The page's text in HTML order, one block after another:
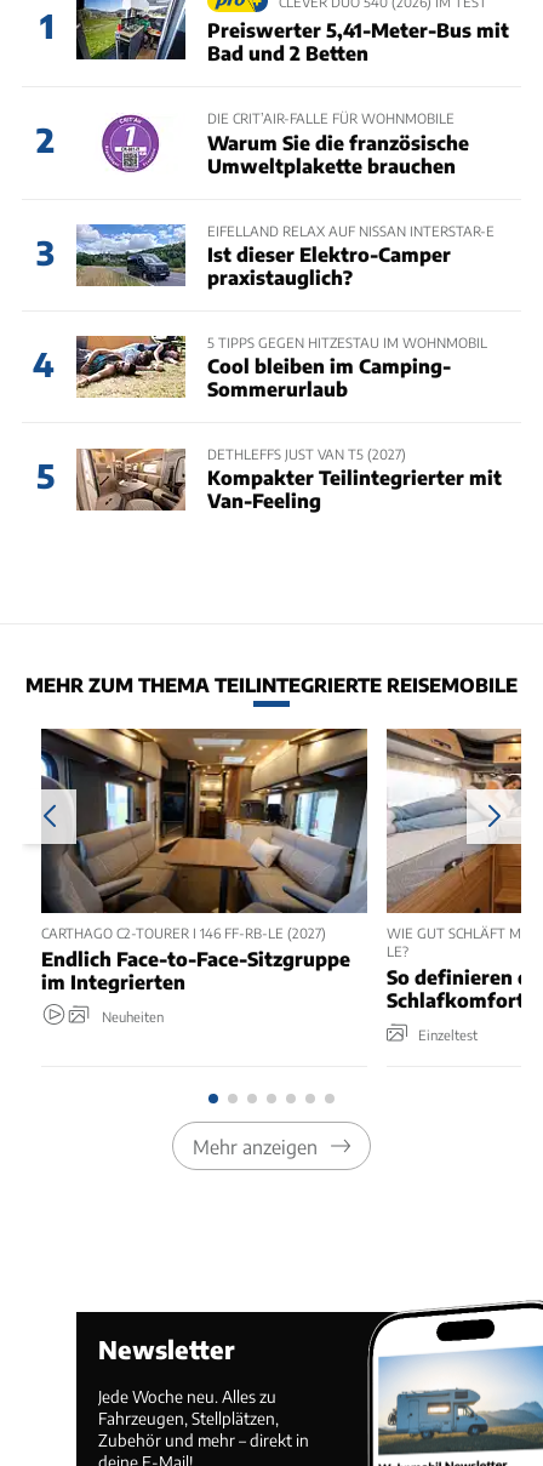
1
Preiswerter 5,41-Meter-Bus mit
Bad und 2 Betten
2
DIE CRIT’AIR-FALLE FÜR WOHNMOBILE
Warum Sie die französische
Umweltplakette brauchen
3
EIFELLAND RELAX AUF NISSAN INTERSTAR-E
Ist dieser Elektro-Camper
praxistauglich?
4
5 TIPPS GEGEN HITZESTAU IM WOHNMOBIL
Cool bleiben im Camping-
Sommerurlaub
5
DETHLEFFS JUST VAN T5 (2027)
Kompakter Teilintegrierter mit
Van-Feeling
MEHR ZUM THEMA TEILINTEGRIERTE REISEMOBILE
CARTHAGO C2-TOURER I 146 FF-RB-LE (2027)
Endlich Face-to-Face-Sitzgruppe
im Integrierten
Neuheiten
WIE GUT SCHLÄFT
LE?
So definieren
Schlafkomfort
Einzeltest
Mehr anzeigen
Newsletter
Jede Woche neu. Alles zu
Fahrzeugen, Stellplätzen,
Zubehör und mehr – direkt in
deine E-Mail!